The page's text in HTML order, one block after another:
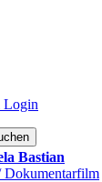
Login
Bastian
Dokumentarfilm